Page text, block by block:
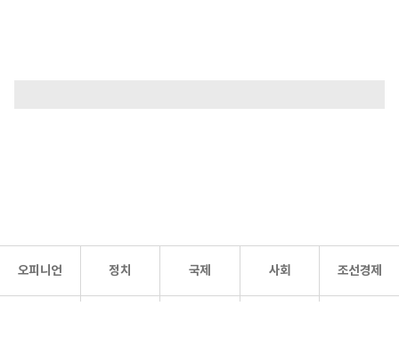
오피니언 정치 국제 사회 조선경제